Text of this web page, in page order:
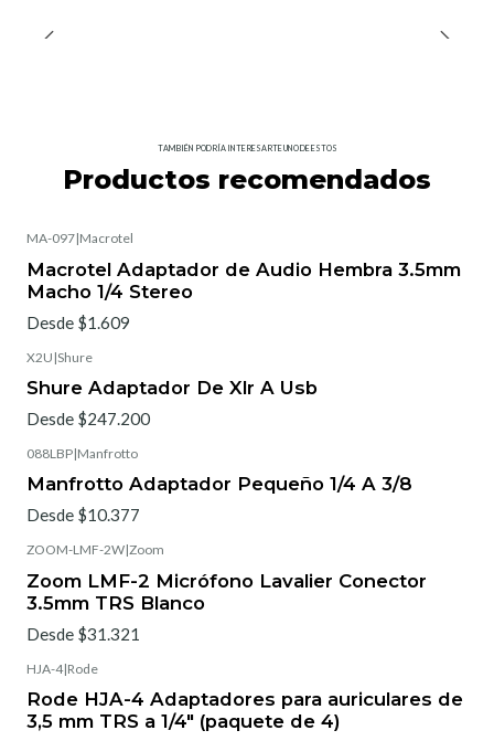
TAMBIÉN PODRÍA INTERESARTE UNO DE ESTOS
Productos recomendados
MA-097|Macrotel
Macrotel Adaptador de Audio Hembra 3.5mm
Macho 1/4 Stereo
Desde $1.609
X2U |Shure
Shure Adaptador De Xlr A Usb
Desde $247.200
088LBP|Manfrotto
Manfrotto Adaptador Pequeño 1/4 A 3/8
Desde $10.377
ZOOM-LMF-2W|Zoom
Zoom LMF-2 Micrófono Lavalier Conector
3.5mm TRS Blanco
Desde $31.321
HJA-4|Rode
Rode HJA-4 Adaptadores para auriculares de
3,5 mm TRS a 1/4" (paquete de 4)